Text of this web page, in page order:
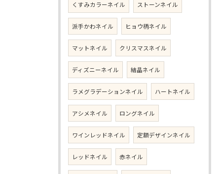
くすみカラーネイル ストーンネイル
派手かわネイル ヒョウ柄ネイル
マットネイル クリスマスネイル
ディズニーネイル 結晶ネイル
ラメグラデーションネイル ハートネイル
アシメネイル ロングネイル
ワインレッドネイル 定額デザインネイル
レッドネイル 赤ネイル